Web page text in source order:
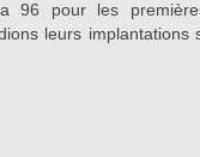
a 96 pour les
leurs implantations